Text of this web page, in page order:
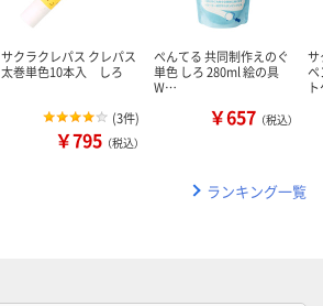
サクラクレパス クレパス
太巻単色10本入 しろ
(3件)
￥795 （税込）
ぺんてる 共同制作えのぐ
単色 しろ 280ml 絵の具
W…
￥657 （税込）
サ
ペ
ランキング一覧